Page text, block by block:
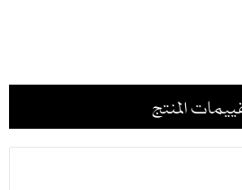
والخامة
وقطعة داخلية سوداء لإبراز الزخارف
المنتج